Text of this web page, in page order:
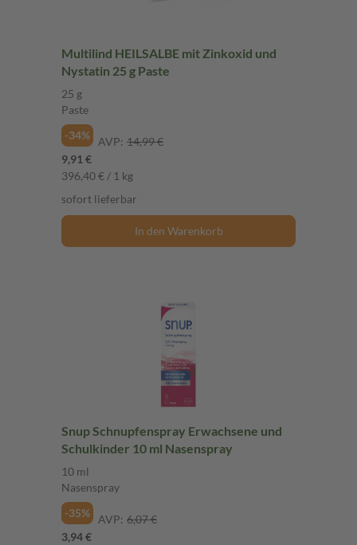
Multilind HEILSALBE mit Zinkoxid und
Nystatin 25 g Paste
25 g
Paste
-34%
AVP: 14,99 €
9,91 €
396,40 € / 1 kg
sofort lieferbar
In den Warenkorb
Snup Schnupfenspray Erwachsene und
Schulkinder 10 ml Nasenspray
10 ml
Nasenspray
-35%
AVP: 6,07 €
3,94 €